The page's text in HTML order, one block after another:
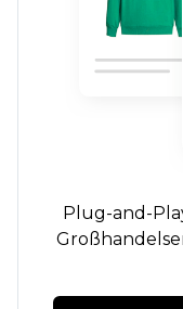
Plug-and-